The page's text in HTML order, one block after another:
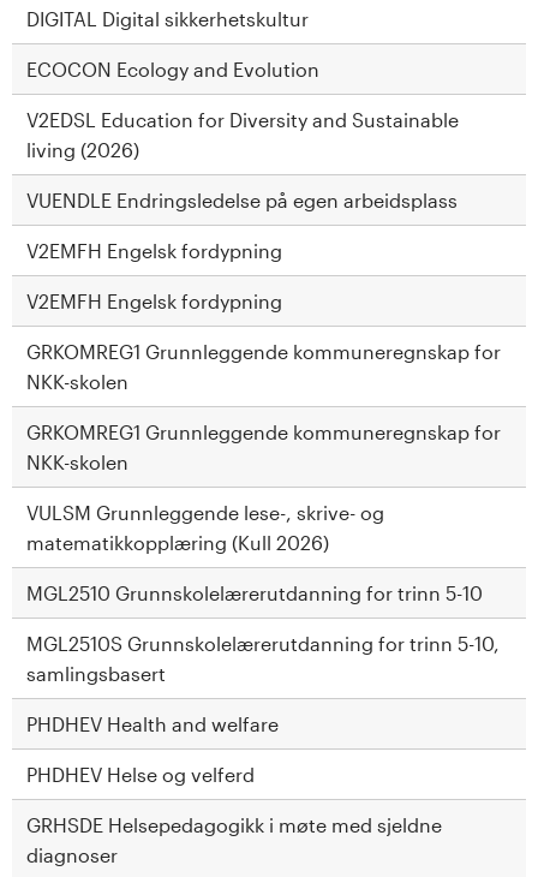
DIGITAL Digital sikkerhetskultur
ECOCON Ecology and Evolution
V2EDSL Education for Diversity and Sustainable
living (2026)
VUENDLE Endringsledelse på egen arbeidsplass
V2EMFH Engelsk fordypning
V2EMFH Engelsk fordypning
GRKOMREG1 Grunnleggende kommuneregnskap for
NKK-skolen
GRKOMREG1 Grunnleggende kommuneregnskap for
NKK-skolen
VULSM Grunnleggende lese-, skrive- og
matematikkopplæring (Kull 2026)
MGL2510 Grunnskolelærerutdanning for trinn 5-10
MGL2510S Grunnskolelærerutdanning for trinn 5-10,
samlingsbasert
PHDHEV Health and welfare
PHDHEV Helse og velferd
GRHSDE Helsepedagogikk i møte med sjeldne
diagnoser